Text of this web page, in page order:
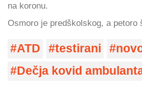
na koronu.
Osmoro je predškolskog, a petoro
ATD testirani
Dečja kovid